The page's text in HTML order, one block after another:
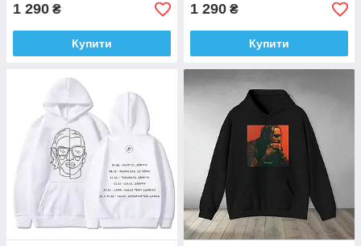
1 290 ₴
Купити
1 290 ₴
Купити